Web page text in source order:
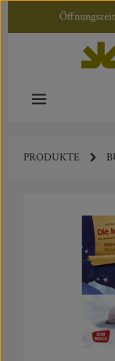
Zum Hauptinhalt
PRODUKTE